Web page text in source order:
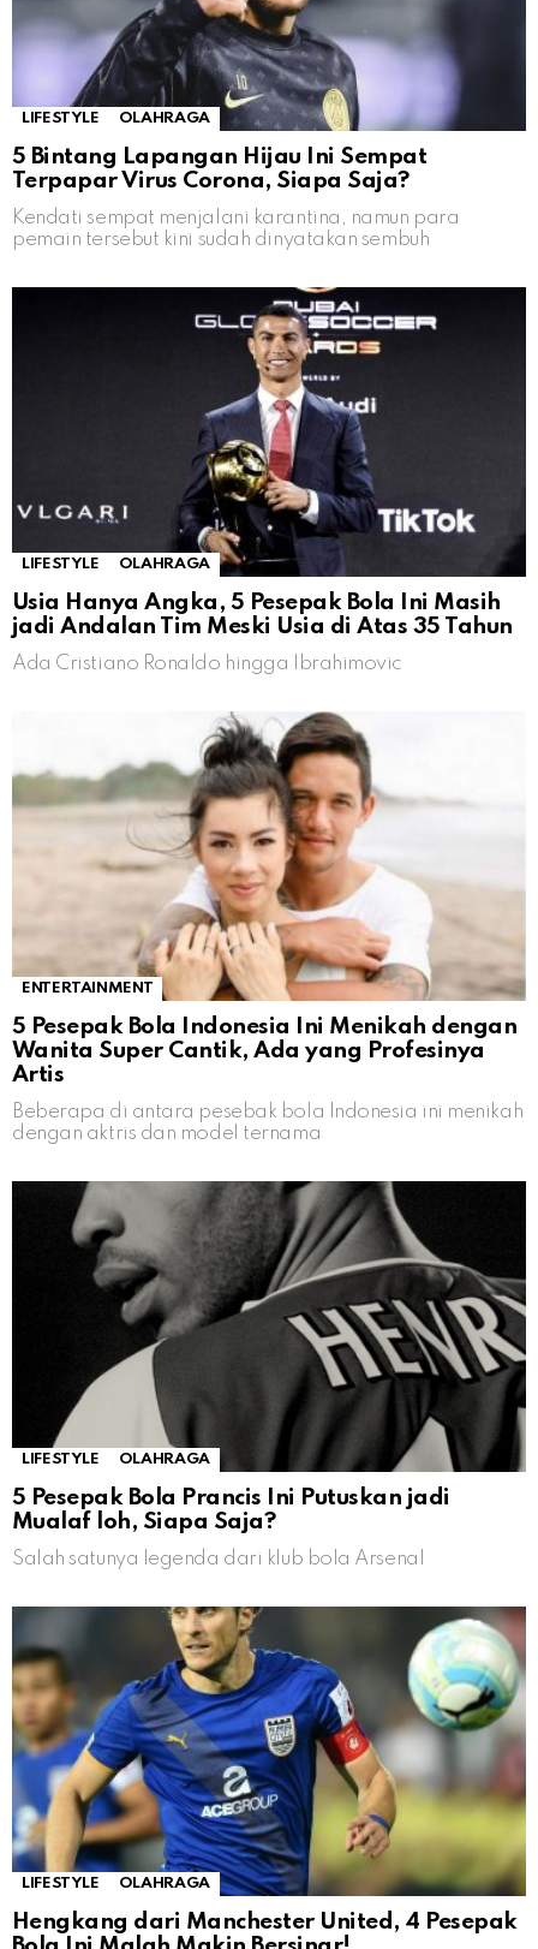
LIFESTYLE OLAHRAGA
5 Bintang Lapangan Hijau Ini Sempat
Terpapar Virus Corona, Siapa Saja?
Kendati sempat menjalani karantina, namun para
pemain tersebut kini sudah dinyatakan sembuh
LIFESTYLE OLAHRAGA
Usia Hanya Angka, 5 Pesepak Bola Ini Masih
jadi Andalan Tim Meski Usia di Atas 35 Tahun
Ada Cristiano Ronaldo hingga Ibrahimovic
ENTERTAINMENT
5 Pesepak Bola Indonesia Ini Menikah dengan
Wanita Super Cantik, Ada yang Profesinya
Artis
Beberapa di antara pesebak bola Indonesia ini menikah
dengan aktris dan model ternama
LIFESTYLE OLAHRAGA
5 Pesepak Bola Prancis Ini Putuskan jadi
Mualaf loh, Siapa Saja?
Salah satunya legenda dari klub bola Arsenal
LIFESTYLE OLAHRAGA
Hengkang dari Manchester United, 4 Pesepak